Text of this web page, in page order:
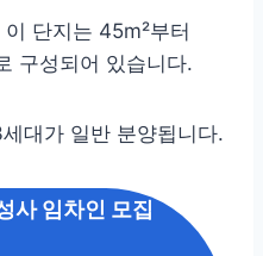
단지는 45m²부터
구성되어 있습니다.
대가 일반 분양됩니다.
사 임차인 모집